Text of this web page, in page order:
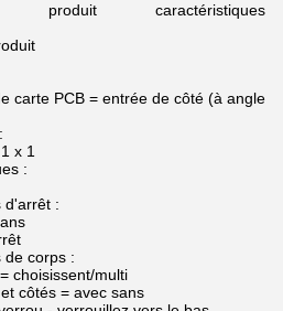
caractéristiques
carte PCB = entrée de côté (à angle
x 1
:
d'arrêt :
de corps :
choisissent/multi
côtés = avec sans